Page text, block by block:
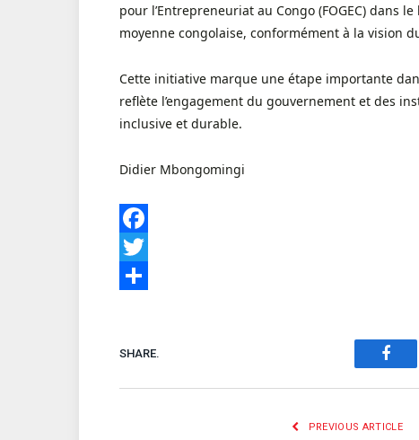
pour l’Entrepreneuriat au Congo (FOGEC) dans
moyenne congolaise, conformément à la vision
Cette initiative marque une étape importante
reflète l’engagement du gouvernement et des
inclusive et durable.
Didier Mbongomingi
Facebook
Twitter
SHARE.
PREVIOUS ARTICLE